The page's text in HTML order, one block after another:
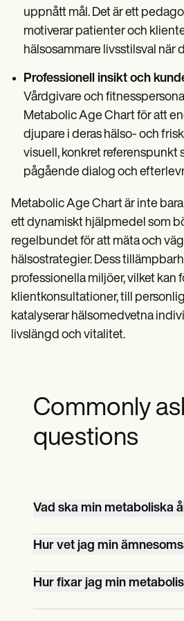
uppnått mål. Det är ett
motiverar patienter och
hälsosammare livsstilsval när
Professionell insikt och
Vårdgivare och
Metabolic Age Chart för att
djupare i deras hälso- och
visuell, konkret referenspunkt
pågående dialog och
Metabolic Age Chart är inte
ett dynamiskt hjälpmedel som
regelbundet för att mäta och
hälsostrategier. Dess
professionella miljöer, vilket kan
klientkonsultationer, till
katalyserar hälsomedvetna
livslängd och vitalitet.
Commonly
questions
Vad ska min metaboliska
Din metaboliska ålder bör
eller vara yngre än din
men detta varierar
kondition, muskelmassa, och
livsstilsfaktorer.
Hur vet jag min
Du kan beräkna din
med hjälp av ekvationer
Benedict- eller Katch-
Hur fixar jag min
För att förbättra din